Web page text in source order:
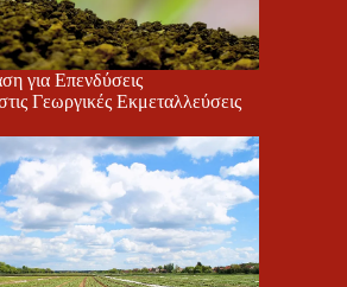
για Επενδύσεις
Γεωργικές Εκμεταλλεύσεις